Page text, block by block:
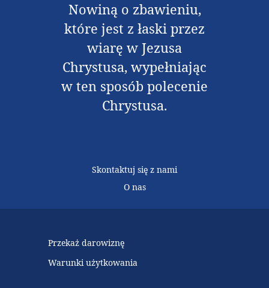
Nowiną o zbawieniu,
które jest z łaski przez
wiarę w Jezusa
Chrystusa, wypełniając
w ten sposób polecenie
Chrystusa.
Skontaktuj się z nami
O nas
Przekaż darowiznę
Warunki użytkowania